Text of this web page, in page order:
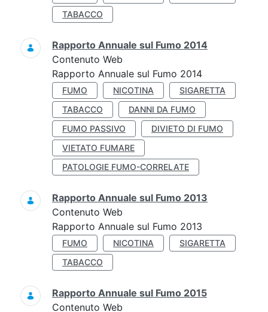
TABACCO
Rapporto Annuale sul Fumo 2014
Contenuto Web
Rapporto Annuale sul Fumo 2014
FUMO NICOTINA
SIGARETTA
TABACCO
DANNI DA FUMO
FUMO PASSIVO
DIVIETO DI FUMO
VIETATO FUMARE
PATOLOGIE FUMO-CORRELATE
Rapporto Annuale sul Fumo 2013
Contenuto Web
Rapporto Annuale sul Fumo 2013
FUMO NICOTINA
SIGARETTA
TABACCO
Rapporto Annuale sul Fumo 2015
Contenuto Web